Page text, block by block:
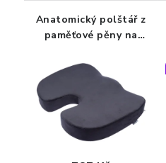
Anatomický polštář z
paměťové pěny na